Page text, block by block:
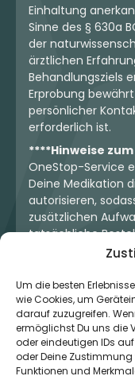
Um die besten
wie Cookies, um
darauf zuzugreifen.
ermöglichst Du uns die
oder eindeutigen IDs
oder Deine
Funktionen und
Einhaltung
Sinne des § 630a
der
ärztlichen
Behandlungsziels
Erprobung
persönlicher
erforderlich ist.
****Hinweise
OneStop-Service
Deine Medikation
autorisieren,
zusätzlichen
tatsächliche
erfolgt jedoch
Dir und der
kein
lediglich der
Nutzung ist
ärztliche
verschriebenen